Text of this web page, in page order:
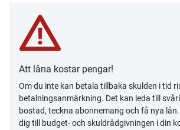
Att låna kostar pengar!
Om du inte kan betala tillbaka skulden i tid
betalningsanmärkning. Det kan leda till
bostad, teckna abonnemang och få nya
dig till budget- och skuldrådgivningen i din